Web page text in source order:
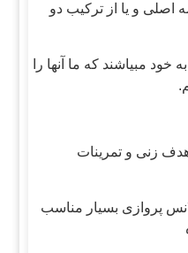
اصلی و یا از ترکیب دو
مبیاشند که ما آنها را
زنی و تمرینات
پروازی بسیار مناسب